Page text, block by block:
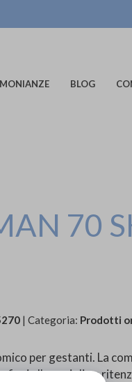
BLOG
70
| Categoria: Prodotti
per gestanti. La
alle caviglie e